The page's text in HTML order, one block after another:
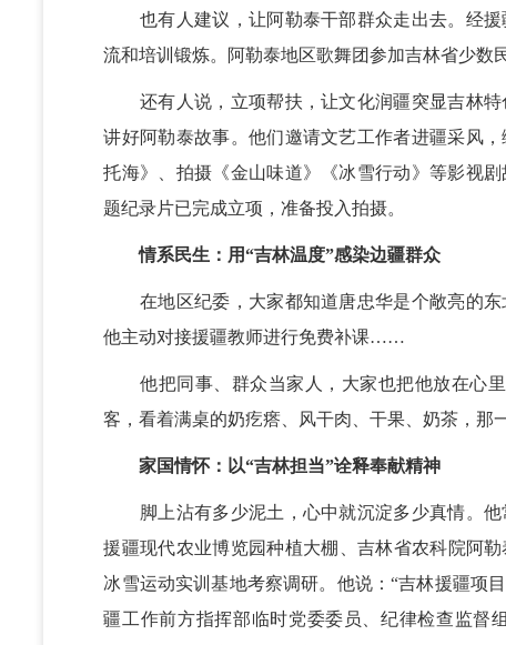
也有人建议，让阿勒泰干部群众走出去。经援
流和培训锻炼。阿勒泰地区歌舞团参加吉林省少数
还有人说，立项帮扶，让文化润疆突显吉林特
讲好阿勒泰故事。他们邀请文艺工作者进疆采风
托海》、拍摄《金山味道》《冰雪行动》等影视
题纪录片已完成立项，准备投入拍摄。
情系民生：用“吉林温度”感染边疆群众
在地区纪委，大家都知道唐忠华是个敞亮的东
他主动对接援疆教师进行免费补课……
他把同事、群众当家人，大家也把他放在心里
客，看着满桌的奶疙瘩、风干肉、干果、奶茶，那
家国情怀：以“吉林担当”诠释奉献精神
脚上沾有多少泥土，心中就沉淀多少真情。他
援疆现代农业博览园种植大棚、吉林省农科院阿
冰雪运动实训基地考察调研。他说：“吉林援疆项
疆工作前方指挥部临时党委委员、纪律检查监督